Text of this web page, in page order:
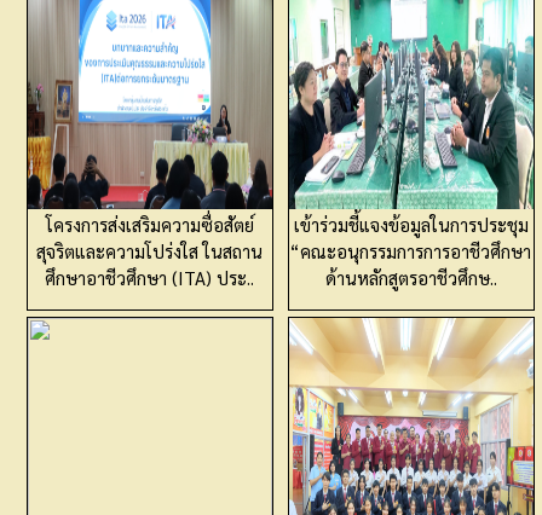
โครงการส่งเสริมความซื่อสัตย์
สุจริตและความโปร่งใส ในสถาน
ศึกษาอาชีวศึกษา (ITA) ประ..
เข้าร่วมชี้แจงข้อมูลในการประชุม
“คณะอนุกรรมการการอาชีวศึกษา
ด้านหลักสูตรอาชีวศึกษ..